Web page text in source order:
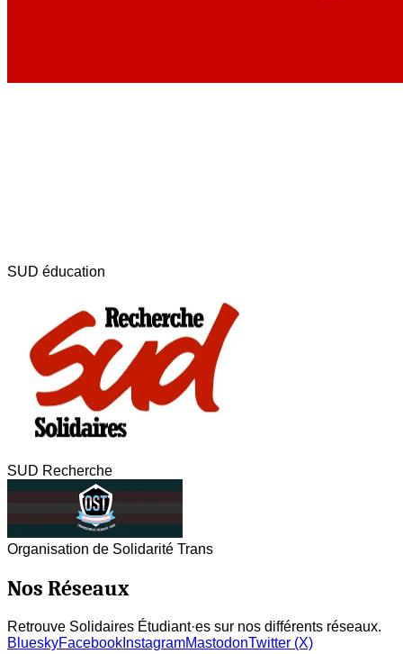
SUD éducation
SUD Recherche
Organisation de Solidarité Trans
Nos Réseaux
Retrouve Solidaires Étudiant·es sur nos différents réseaux.
BlueskyFacebook InstagramMastodonTwitter (X)